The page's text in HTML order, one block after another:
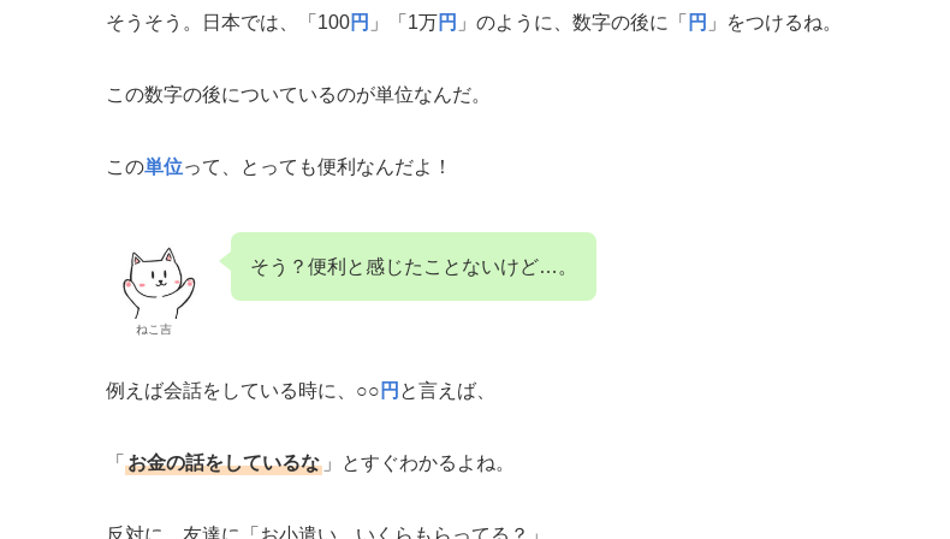
そうそう。日本では、「100円 」「1万円 」のように、数字の後に「 円 」をつけるね。
この数字の後についているのが単位なんだ。
この単位って、とっても便利なんだよ！
ねこ吉
そう？便利と感じたことないけど…。
例えば会話をしている時に、○○ 円 と言えば、
「 お金の話をしているな 」とすぐわかるよね。